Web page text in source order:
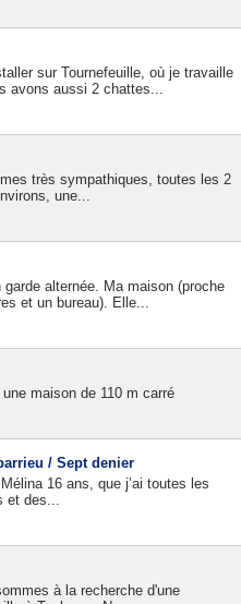
sur Tournefeuille, où je travaille
avons aussi 2 chattes...
très sympathiques, toutes les 2
une...
alternée. Ma maison (proche
et un bureau). Elle...
maison de 110 m carré
/ Sept denier
16 ans, que j’ai toutes les
et des...
à la recherche d'une